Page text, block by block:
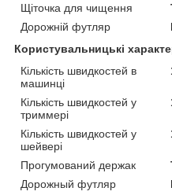
Щіточка для чищення
Дорожній футляр
Користувальницькі
Кількість швидкостей в
машинці
Кількість швидкостей у
триммері
Кількість швидкостей у
шейвері
Прогумований держак
Дорожный футляр